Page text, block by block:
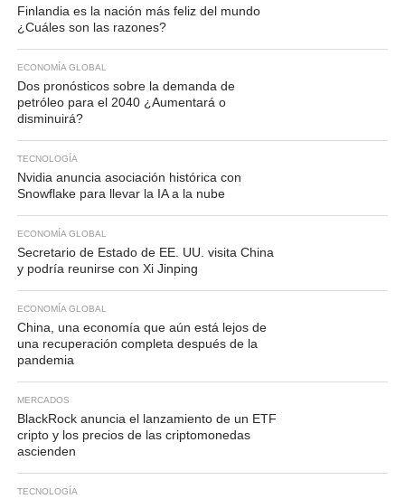
Finlandia es la nación más feliz del mundo
¿Cuáles son las razones?
ECONOMÍA GLOBAL
Dos pronósticos sobre la demanda de
petróleo para el 2040 ¿Aumentará o
disminuirá?
TECNOLOGÍA
Nvidia anuncia asociación histórica con
Snowflake para llevar la IA a la nube
ECONOMÍA GLOBAL
Secretario de Estado de EE. UU. visita China
y podría reunirse con Xi Jinping
ECONOMÍA GLOBAL
China, una economía que aún está lejos de
una recuperación completa después de la
pandemia
MERCADOS
BlackRock anuncia el lanzamiento de un ETF
cripto y los precios de las criptomonedas
ascienden
TECNOLOGÍA